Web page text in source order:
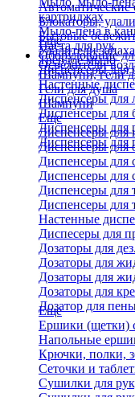
картриджах
Мыло-пена в
Паста для рук
Твердое мыло
Шампуни, гели
Гели для душа
Шампуни
Автоматические
Блокаторы,
Бытовые
Удалители запаха
Освежители
Еще
Оборудование
Диспенсеры для
Настенные
Диспенсеры для
Диспенсеры для
Диспенсеры для
Диспенсеры для
Еще
Диспенсеры для
Диспенсеры для
Диспенсеры для
Диспенсеры для
Диспенсеры для
Диспенсеры для
Настенные
Диспесеры для
Дозаторы для
Дозаторы для
Дозаторы для
Дозаторы для
Дозатор для
Еще
Ершики (щетки)
Напольные
Крючки, полки,
Сеточки и
Сушилки для